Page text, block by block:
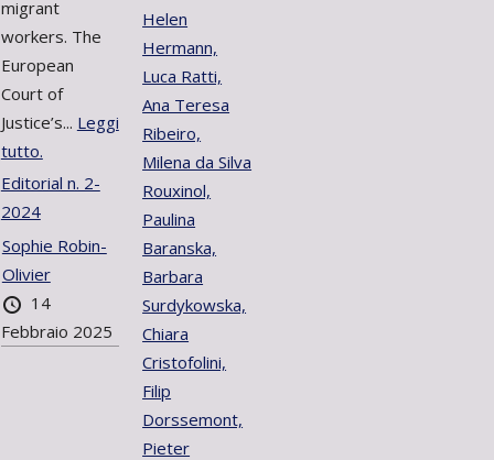
migrant
workers. The
European
Court of
Justice’s... Leggi
tutto.
Editorial n. 2-
2024
Sophie Robin-
Olivier
14
Febbraio 2025
Helen
Hermann,
Luca Ratti,
Ana Teresa
Ribeiro,
Milena da Silva
Rouxinol,
Paulina
Baranska,
Barbara
Surdykowska,
Chiara
Cristofolini,
Filip
Dorssemont,
Pieter